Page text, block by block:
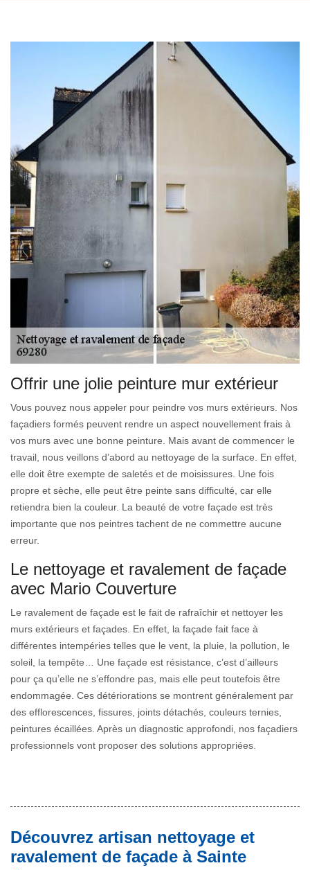
Offrir une jolie peinture mur extérieur
Vous pouvez nous appeler pour peindre vos murs extérieurs. Nos
façadiers formés peuvent rendre un aspect nouvellement frais à
vos murs avec une bonne peinture. Mais avant de commencer le
travail, nous veillons d’abord au nettoyage de la surface. En effet,
elle doit être exempte de saletés et de moisissures. Une fois
propre et sèche, elle peut être peinte sans difficulté, car elle
retiendra bien la couleur. La beauté de votre façade est très
importante que nos peintres tachent de ne commettre aucune
erreur.
Le nettoyage et ravalement de façade
avec Mario Couverture
Le ravalement de façade est le fait de rafraîchir et nettoyer les
murs extérieurs et façades. En effet, la façade fait face à
différentes intempéries telles que le vent, la pluie, la pollution, le
soleil, la tempête… Une façade est résistance, c’est d’ailleurs
pour ça qu’elle ne s’effondre pas, mais elle peut toutefois être
endommagée. Ces détériorations se montrent généralement par
des efflorescences, fissures, joints détachés, couleurs ternies,
peintures écaillées. Après un diagnostic approfondi, nos façadiers
professionnels vont proposer des solutions appropriées.
Découvrez artisan nettoyage et
ravalement de façade à Sainte